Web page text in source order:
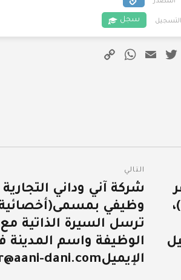
سجل
Facebook
Twitter
Email
WhatsApp
التالي
المقالة
التالية:
شركة آني وداني
وظيفي
ترسل السيرة الذاتية
الوظيفة واسم المدينة
الإيميلcareer@aani-dani.com